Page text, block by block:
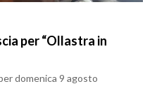
per “Ollastra in
domenica 9 agosto